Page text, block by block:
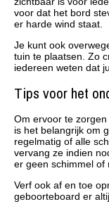
voor dat het bord
er harde wind staat.
Je kunt ook
tuin te plaatsen. Zo
iedereen weten dat
Tips voor het
Om ervoor te
is het belangrijk om
regelmatig of alle
vervang ze indien
er geen schimmel of
Verf ook af en toe
geboorteboard er